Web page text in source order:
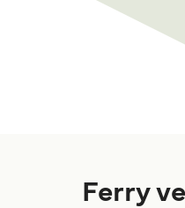
Ferry